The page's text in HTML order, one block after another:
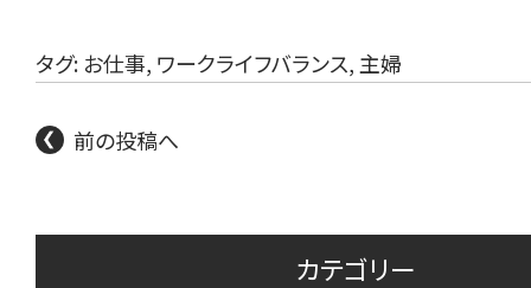
タグ: お仕事, ワークライフバランス, 主婦
前の投稿へ
カテゴリー